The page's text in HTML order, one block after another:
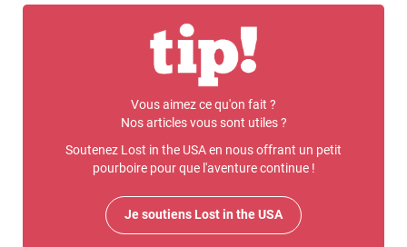
Vous aimez ce qu'on fait ?
Nos articles vous sont utiles ?
Soutenez Lost in the USA en nous offrant un petit
pourboire pour que l'aventure continue !
Je soutiens Lost in the USA